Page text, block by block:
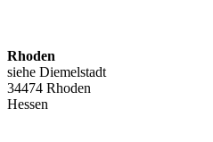
Rhoden
siehe Diemelstadt
34474 Rhoden
Hessen